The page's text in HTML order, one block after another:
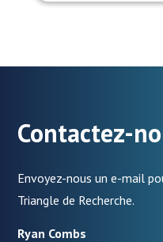
Contactez-
Envoyez-nous un e-mail
Triangle de Recherche.
Ryan Combs